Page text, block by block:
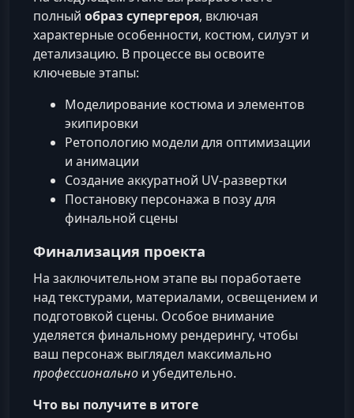
полный образ супергероя, включая
характерные особенности, костюм, силуэт и
детализацию. В процессе вы освоите
ключевые этапы:
Моделирование костюма и элементов
экипировки
Ретопологию модели для оптимизации
и анимации
Создание аккуратной UV-развертки
Постановку персонажа в позу для
финальной сцены
Финализация проекта
На заключительном этапе вы поработаете
над текстурами, материалами, освещением и
подготовкой сцены. Особое внимание
уделяется финальному рендерингу, чтобы
ваш персонаж выглядел максимально
профессионально и убедительно.
Что вы получите в итоге